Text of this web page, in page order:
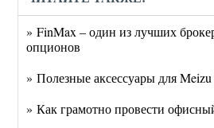
» FinMax – один из лучших
опционов
» Полезные аксессуары для
» Как грамотно провести